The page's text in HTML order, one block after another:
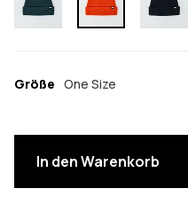
Größe One Size
In den Warenkorb